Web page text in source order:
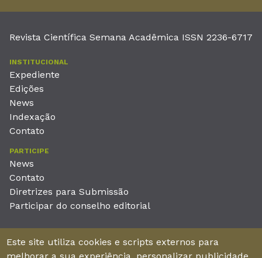
Revista Científica Semana Acadêmica ISSN 2236-6717
INSTITUCIONAL
Expediente
Edições
News
Indexação
Contato
PARTICIPE
News
Contato
Diretrizes para Submissão
Participar do conselho editorial
Unieducar Inteligência Educacional Ltda
Este site utiliza cookies e scripts externos para